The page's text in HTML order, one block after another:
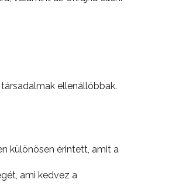
ellenállóbbak.
különösen érintett, amit a
ami kedvez a